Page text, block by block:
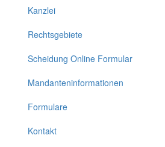
Kanzlei
Rechtsgebiete
Scheidung Online Formular
Mandanteninformationen
Formulare
Kontakt